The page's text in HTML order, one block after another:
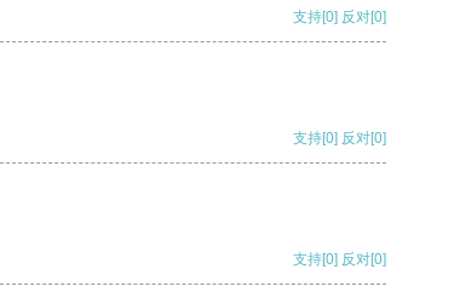
支持[0] 反对[0]
支持[0] 反对[0]
支持[0] 反对[0]